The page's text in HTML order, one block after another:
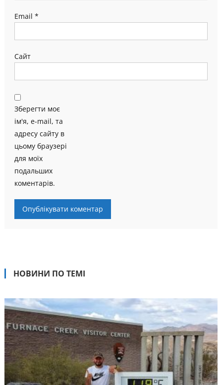
Email *
Сайт
Зберегти моє
ім'я, e-mail, та
адресу сайту в
цьому браузері
для моїх
подальших
коментарів.
НОВИНИ ПО ТЕМІ